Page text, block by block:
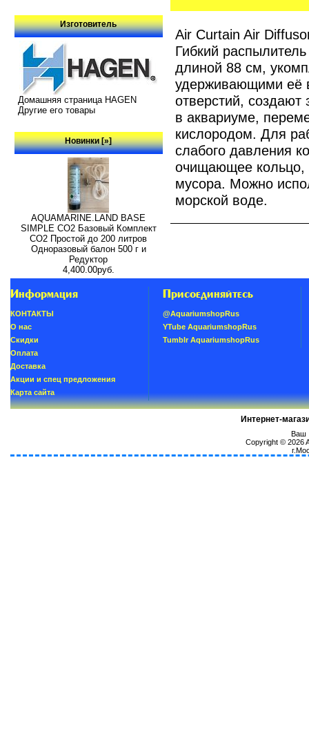
Изготовитель
Домашняя страница HAGEN
Другие его товары
Новинки [»]
AQUAMARINE.LAND BASE
SIMPLE СО2 Базовый Комплект
СО2 Простой до 200 литров
Одноразовый балон 500 г и
Редуктор
4,400.00руб.
Air Curtain Air
Гибкий
длиной 88 см,
удерживающими её
отверстий,
в аквариуме,
кислородом. Для
слабого давления
очищающее кольцо,
мусора. Можно
морской воде.
Информация
КОНТАКТЫ
О нас
Скидки
Oплатa
Доставка
Акции и спец предложения
Карта сайта
Присоединяйтесь
@AquariumshopRus
YTube AquariumshopRus
Tumblr AquariumshopRus
Интернет-
Ваш
Copyright © 2026